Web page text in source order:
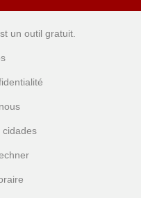
un outil gratuit.
cidades